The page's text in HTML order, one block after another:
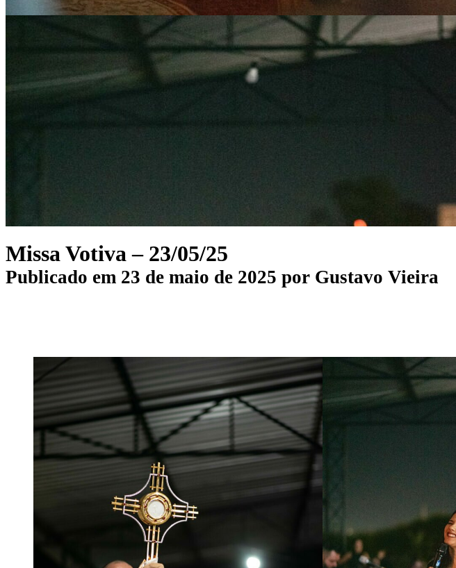
Missa Votiva – 23/05/25
Publicado em 23 de maio de 2025 por Gustavo Vieira